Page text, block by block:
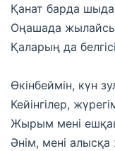
Қанат барда
Оңашада
Қаларың да
Өкінбеймін, күн
Кейінгілер,
Жырым мені
Әнім, мені алысқа